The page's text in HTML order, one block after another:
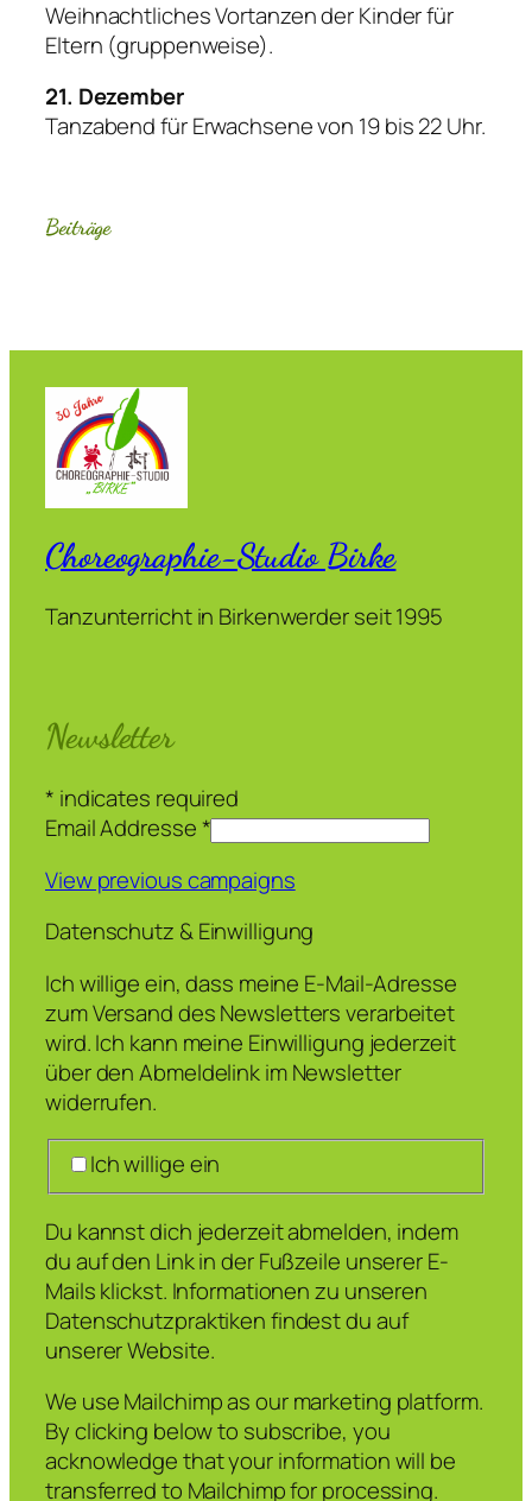
Weihnachtliches Vortanzen der Kinder für
Eltern (gruppenweise).
21. Dezember
Tanzabend für Erwachsene von 19 bis 22 Uhr.
Beiträge
Choreographie-Studio Birke
Tanzunterricht in Birkenwerder seit 1995
Newsletter
* indicates required
Email Addresse*
View previous campaigns
Datenschutz & Einwilligung
Ich willige ein, dass meine E-Mail-Adresse
zum Versand des Newsletters verarbeitet
wird. Ich kann meine Einwilligung jederzeit
über den Abmeldelink im Newsletter
widerrufen.
Ich willige ein
Du kannst dich jederzeit abmelden, indem
du auf den Link in der Fußzeile unserer E-
Mails klickst. Informationen zu unseren
Datenschutzpraktiken findest du auf
unserer Website.
We use Mailchimp as our marketing platform.
By clicking below to subscribe, you
acknowledge that your information will be
transferred to Mailchimp for processing.